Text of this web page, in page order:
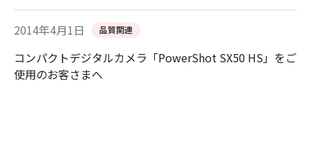
2014年4月1日 品質関連
コンパクトデジタルカメラ「PowerShot SX50 HS」をご
使用のお客さまへ